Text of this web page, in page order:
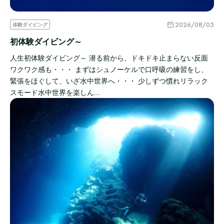
体験ダイビング 2026/08/05
初体験ダイビング～
人生初体験ダイビング～ 潜る前から、ドキドキ止まらない反面
ワクワク感も・・・ まずはシュノーケルで口呼吸の練習をし、
緊張をほぐして、いざ水中世界へ・・・ 少しずつ慣れリラック
スモード水中世界を楽しん…